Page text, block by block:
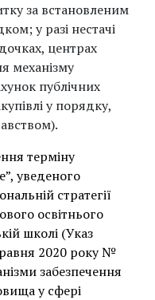
за встановленим
у разі нестачі
центрах
механізму
публічних
у порядку,
терміну
уведеного
стратегії
освітнього
школі (Указ
2020 року №
забезпечення
у сфері